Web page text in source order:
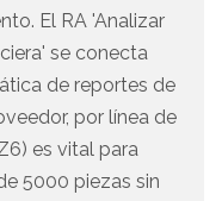
El RA 'Analizar
se conecta
de reportes de
por línea de
es vital para
5000 piezas sin